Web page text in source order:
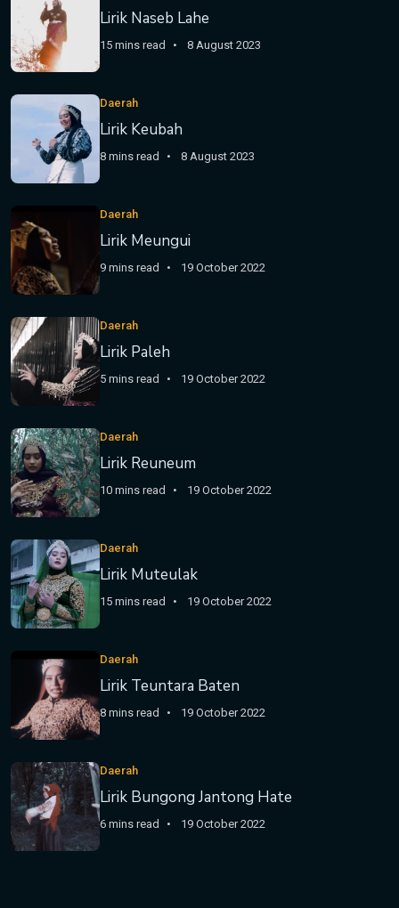
Lirik Naseb Lahe
15 mins read 8 August 2023
Daerah
Lirik Keubah
8 mins read 8 August 2023
Daerah
Lirik Meungui
9 mins read 19 October 2022
Daerah
Lirik Paleh
5 mins read 19 October 2022
Daerah
Lirik Reuneum
10 mins read 19 October 2022
Daerah
Lirik Muteulak
15 mins read 19 October 2022
Daerah
Lirik Teuntara Baten
8 mins read 19 October 2022
Daerah
Lirik Bungong Jantong Hate
6 mins read 19 October 2022